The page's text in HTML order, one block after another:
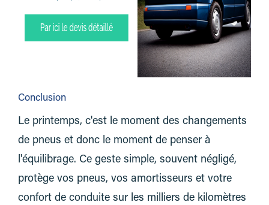
Conclusion
Le printemps, c'est le moment des changements
de pneus et donc le moment de penser à
l'équilibrage. Ce geste simple, souvent négligé,
protège vos pneus, vos amortisseurs et votre
confort de conduite sur les milliers de kilomètres